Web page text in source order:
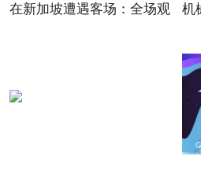
在新加坡遭遇客场：全场观
机